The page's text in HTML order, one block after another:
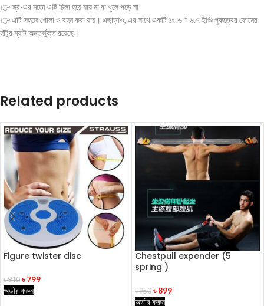
👉 স্ক্র-এর মতো এটি ঢিলা হয়ে যায় না বা খুলে পড়ে না
👉 এটি সহজে খোলা ও বহন করা যায়। এছাড়াও, এর সাথে একটি ১৩.৬ * ৬.৭ ইঞ্চি পুরুত্বের ফোমের
হাঁটুর ম্যাট অন্তর্ভুক্ত রয়েছে।
Related products
Figure twister disc
৳910 ৳799
অর্ডার করুন
Chestpull expender (5
spring )
৳950 ৳899
অর্ডার করুন